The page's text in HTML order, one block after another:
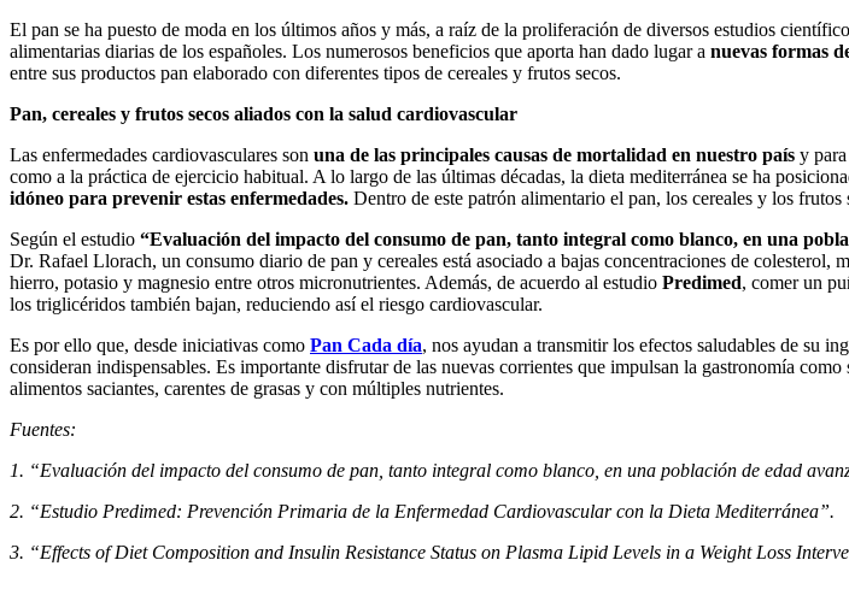
El pan se ha puesto de moda en los últimos años y más, a raíz de la proliferación de diversos estudios
alimentarias diarias de los españoles. Los numerosos beneficios que aporta han dado lugar a nuevas formas
entre sus productos pan elaborado con diferentes tipos de cereales y frutos secos.
Pan, cereales y frutos secos aliados con la salud cardiovascular
Las enfermedades cardiovasculares son una de las principales causas de mortalidad en nuestro país y
como a la práctica de ejercicio habitual. A lo largo de las últimas décadas, la dieta mediterránea se ha
idóneo para prevenir estas enfermedades. Dentro de este patrón alimentario el pan, los cereales y los
Según el estudio “Evaluación del impacto del consumo de pan, tanto integral como blanco, en una
Dr. Rafael Llorach, un consumo diario de pan y cereales está asociado a bajas concentraciones de
hierro, potasio y magnesio entre otros micronutrientes. Además, de acuerdo al estudio Predimed, comer un
los triglicéridos también bajan, reduciendo así el riesgo cardiovascular.
Es por ello que, desde iniciativas como Pan Cada día, nos ayudan a transmitir los efectos saludables de su
consideran indispensables. Es importante disfrutar de las nuevas corrientes que impulsan la gastronomía
alimentos saciantes, carentes de grasas y con múltiples nutrientes.
Fuentes:
1. “Evaluación del impacto del consumo de pan, tanto integral como blanco, en una población de edad
2. “Estudio Predimed: Prevención Primaria de la Enfermedad Cardiovascular con la Dieta Mediterránea”.
3. “Effects of Diet Composition and Insulin Resistance Status on Plasma Lipid Levels in a Weight Loss